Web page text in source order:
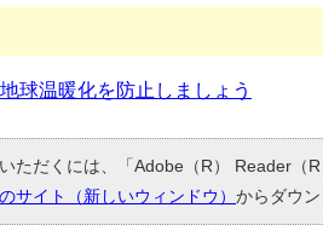
球温暖化を防止しましょう
ただくには、「Adobe（R） Reader（
サイト（新しいウィンドウ） からダウン